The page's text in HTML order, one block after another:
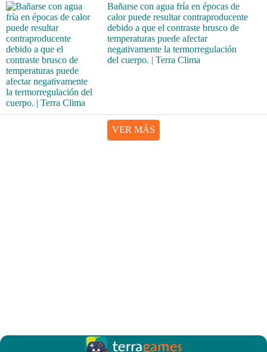
Bañarse con agua fría en épocas de
calor puede resultar contraproducente
debido a que el contraste brusco de
temperaturas puede afectar
negativamente la termorregulación
del cuerpo. | Terra Clima
VER MÁS